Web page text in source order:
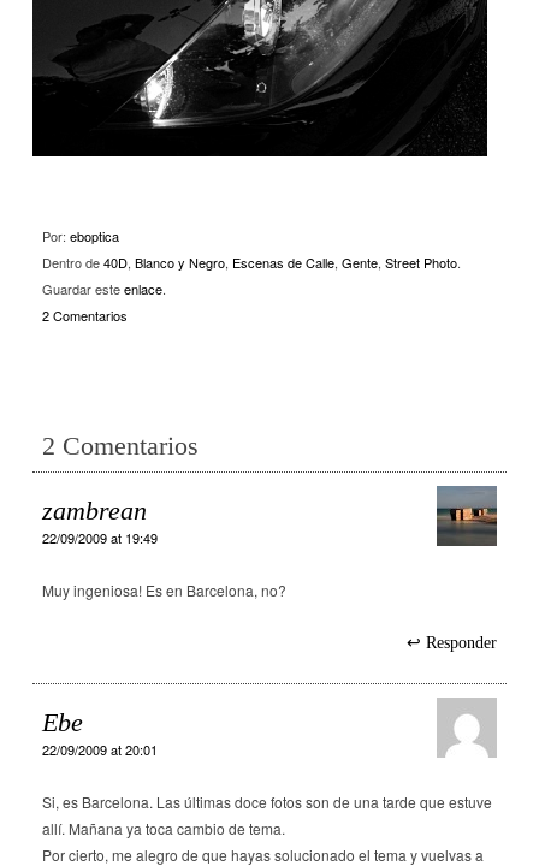
Por: eboptica
Dentro de40D, Blanco y Negro, Escenas de Calle, Gente, Street Photo.
Guardar esteenlace.
2 Comentarios
2 Comentarios
zambrean
22/09/2009 at 19:49
Muy ingeniosa! Es en Barcelona, no?
Responder
Ebe
22/09/2009 at 20:01
Si, es Barcelona. Las últimas doce fotos son de una tarde que estuve
allí. Mañana ya toca cambio de tema.
Por cierto, me alegro de que hayas solucionado el tema y vuelvas a